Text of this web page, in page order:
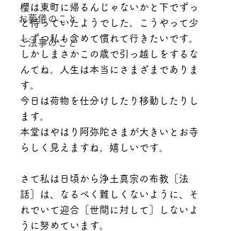
お葬儀のこと
ご法事のこと
櫻は東町に帰るんじゃないかと下でずっ
と待っていたようでした。こうやって少
しずつ私も含めて慣れて行きたいです。
しかしまさかこの歳で引っ越しをするな
んてね。人生は本当にさまざまでありま
す。
今日は荷物を仕分けしたり移動したりし
ます。
本堂はやはり阿弥陀さまが大きいとお寺
らしく見えますね。嬉しいです。
さて私は日頃から浄土真宗の布教［法
話］は、なるべく難しくないように、そ
れでいて迎合［世間に対して］しないよ
うに努めています。